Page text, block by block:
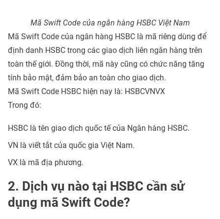
Mã Swift Code của ngân hàng HSBC Việt Nam
Mã Swift Code của ngân hàng HSBC là mã riêng dùng để
định danh HSBC trong các giao dịch liên ngân hàng trên
toàn thế giới. Đồng thời, mã này cũng có chức năng tăng
tính bảo mật, đảm bảo an toàn cho giao dịch.
Mã Swift Code HSBC hiện nay là: HSBCVNVX
Trong đó:
HSBC là tên giao dịch quốc tế của Ngân hàng HSBC.
VN là viết tắt của quốc gia Việt Nam.
VX là mã địa phương.
2. Dịch vụ nào tại HSBC cần sử
dụng mã Swift Code?